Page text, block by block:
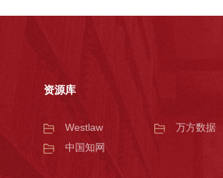
资源库
Westlaw
万方数据
中国知网